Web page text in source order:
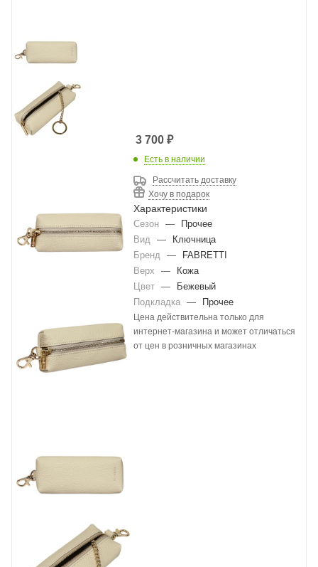
3 700₽
Есть в наличии
Рассчитать доставку
Хочу в подарок
Характеристики
Сезон —
Прочее
Вид
—
Ключница
Бренд
—
FABRETTI
Верх
—
Кожа
Цвет —
Бежевый
Подкладка — Прочее
Цена действительна только для
интернет-магазина и может отличаться
от цен в розничных магазинах